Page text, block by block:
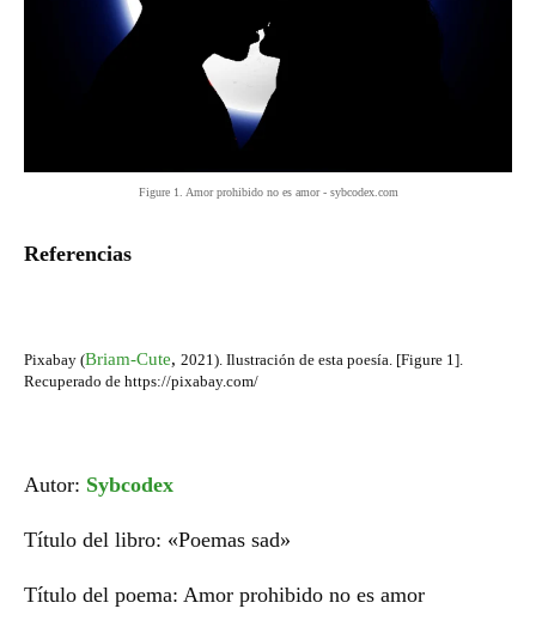
Figure 1. Amor prohibido no es amor - sybcodex.com
Referencias
Pixabay (Briam-Cute, 2021). Ilustración de esta poesía. [Figure 1].
Recuperado de https://pixabay.com/
Autor: Sybcodex
Título del libro: «Poemas sad»
Título del poema: Amor prohibido no es amor